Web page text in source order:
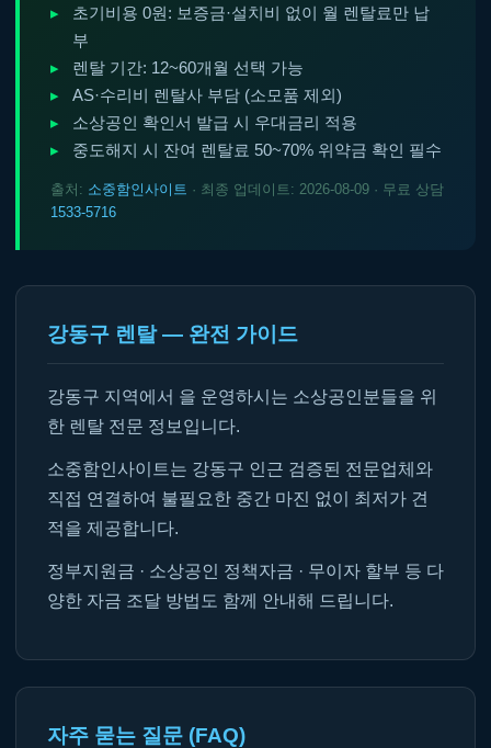
초기비용 0원: 보증금·설치비 없이 월 렌탈료만 납
부
렌탈 기간: 12~60개월 선택 가능
AS·수리비 렌탈사 부담 (소모품 제외)
소상공인 확인서 발급 시 우대금리 적용
중도해지 시 잔여 렌탈료 50~70% 위약금 확인 필수
출처: 소중함인사이트 · 최종 업데이트: 2026-08-09 · 무료 상담
1533-5716
강동구 렌탈 — 완전 가이드
강동구 지역에서 을 운영하시는 소상공인분들을 위
한 렌탈 전문 정보입니다.
소중함인사이트는 강동구 인근 검증된 전문업체와
직접 연결하여 불필요한 중간 마진 없이 최저가 견
적을 제공합니다.
정부지원금 · 소상공인 정책자금 · 무이자 할부 등 다
양한 자금 조달 방법도 함께 안내해 드립니다.
자주 묻는 질문 (FAQ)